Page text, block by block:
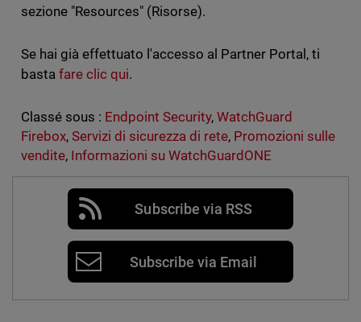
sezione "Resources" (Risorse).
Se hai già effettuato l'accesso al Partner Portal, ti
basta fare clic qui.
Classé sous : Endpoint Security,WatchGuard
Firebox, Servizi di sicurezza di rete, Promozioni sulle
vendite, Informazioni su WatchGuardONE
Subscribe via RSS
Subscribe via Email